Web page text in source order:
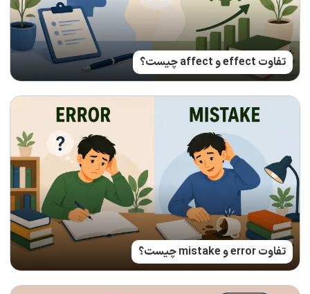
تفاوت effect و affect چیست؟
تفاوت error و mistake چیست؟